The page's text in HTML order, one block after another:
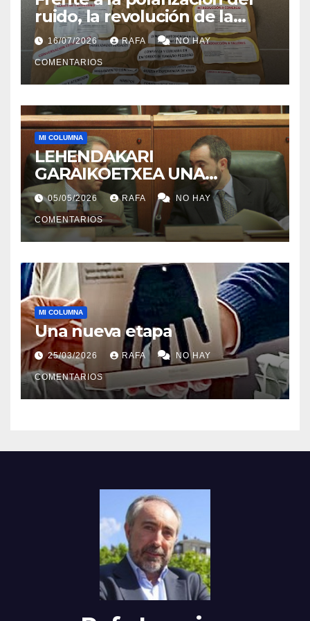
ruido, la revolución de la
acogida
16/07/2026 RAFA NO HAY
COMENTARIOS
MI COLUMNA
LEHENDAKARI
GARAIKOETXEA UNA
PERSONA QUE DIGNIFICA EL
EJERCICIO DE LA POLÍTICA
05/05/2026 RAFA NO HAY
COMENTARIOS
MI COLUMNA
Una nueva etapa
25/03/2026 RAFA NO HAY
COMENTARIOS